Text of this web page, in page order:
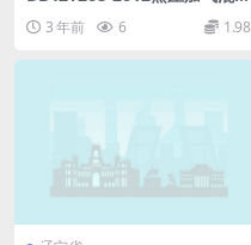
3 年前 6 1.98